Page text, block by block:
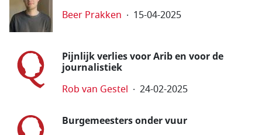
Beer Prakken 15-04-2025
Pijnlijk verlies voor Arib en voor de
journalistiek
Rob van Gestel 24-02-2025
Burgemeesters onder vuur